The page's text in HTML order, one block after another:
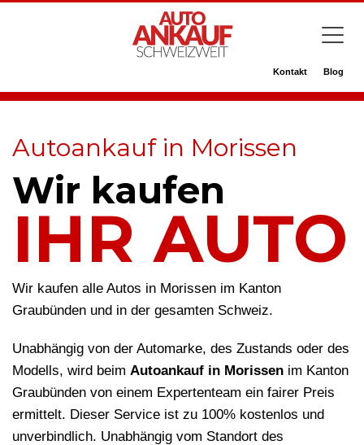
Kontakt Blog
Autoankauf in Morissen
Wir kaufen
IHR AUTO
Wir kaufen alle Autos in Morissen im Kanton
Graubünden und in der gesamten Schweiz.
Unabhängig von der Automarke, des Zustands oder des
Modells, wird beim Autoankauf in Morissen im Kanton
Graubünden von einem Expertenteam ein fairer Preis
ermittelt. Dieser Service ist zu 100% kostenlos und
unverbindlich. Unabhängig vom Standort des